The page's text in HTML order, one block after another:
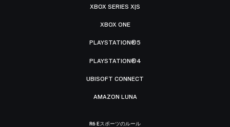
XBOX SERIES X|S
XBOX ONE
PLAYSTATION®5
PLAYSTATION®4
UBISOFT CONNECT
AMAZON LUNA
R6 Eスポーツのルール